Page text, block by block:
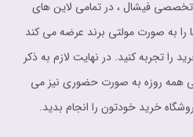
تخصصی فیشال ، در تمامی لاین های
را به صورت مولتی برند عرضه می کند
را تجربه کنید. در نهایت لازم به ذکر
همه روزه به صورت حضوری نیز می
خرید خودتون را انجام بدید.